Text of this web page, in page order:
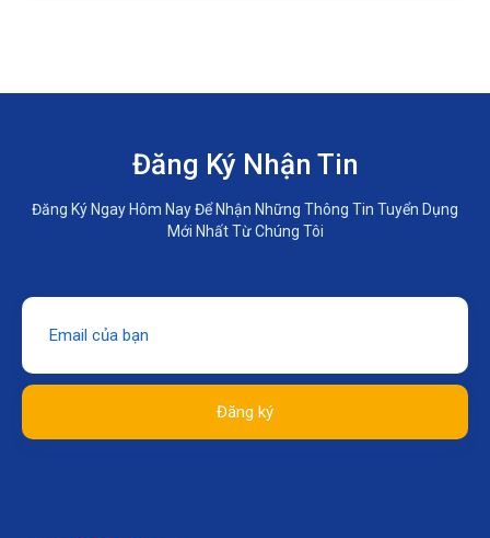
Đăng Ký Nhận Tin
Đăng Ký Ngay Hôm Nay Để Nhận Những Thông Tin Tuyển Dụng
Mới Nhất Từ Chúng Tôi
Đăng ký